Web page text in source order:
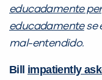
educadamente
educadamentese
mal-entendido.
Bill impatiently